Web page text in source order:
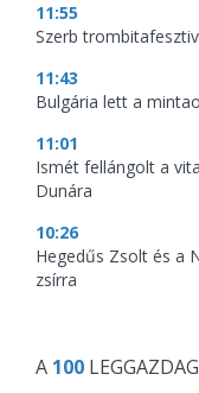
11:55
Szerb
11:43
Bulgária lett a
11:01
Ismét fellángolt a
Dunára
10:26
Hegedűs Zsolt és a
zsírra
A 100